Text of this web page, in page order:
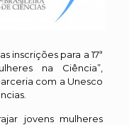
inscrições para a 17ª
na Ciência”,
com a Unesco
jovens mulheres